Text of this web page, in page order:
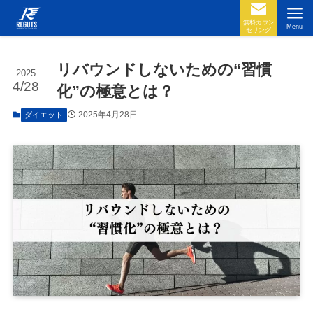
無料カウン
セリング
Menu
リバウンドしないための“習慣
化”の極意とは？
2025
4/28
ダイエット 2025年4月28日